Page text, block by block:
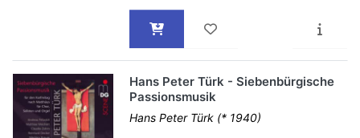
Hans Peter Türk - Siebenbürgische
Passionsmusik
Hans Peter Türk (* 1940)